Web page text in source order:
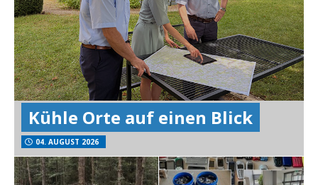
Kühle Orte auf einen Blick
04. AUGUST 2026